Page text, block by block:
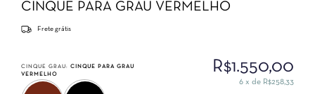
CINQUE PARA GRAU VERMELHO
Frete grátis
CINQUE GRAU: CINQUE PARA GRAU
VERMELHO
R$1.550,00
6 x de R$258,33